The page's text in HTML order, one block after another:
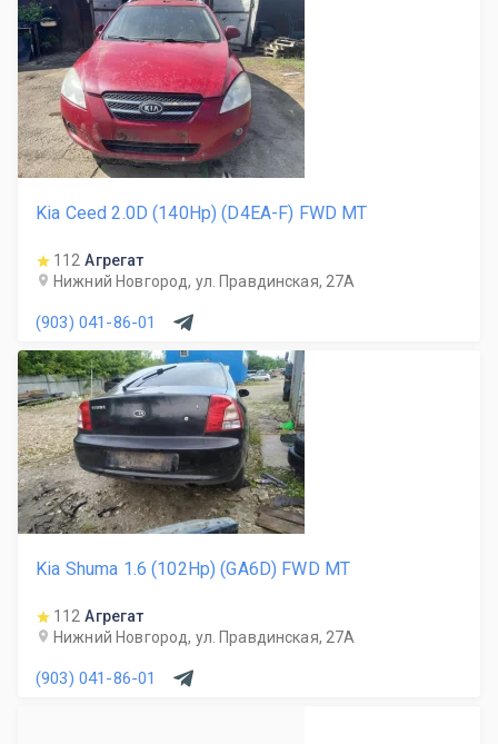
Kia Ceed 2.0D (140Hp) (D4EA-F) FWD MT
112 Агрегат
Нижний Новгород, ул. Правдинская, 27А
(903) 041-86-01
Kia Shuma 1.6 (102Hp) (GA6D) FWD MT
112 Агрегат
Нижний Новгород, ул. Правдинская, 27А
(903) 041-86-01